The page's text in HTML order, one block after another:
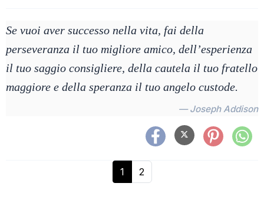
Se vuoi aver successo nella vita, fai della
perseveranza il tuo migliore amico, dell’esperienza
il tuo saggio consigliere, della cautela il tuo fratello
maggiore e della speranza il tuo angelo custode.
— Joseph Addison
1 2